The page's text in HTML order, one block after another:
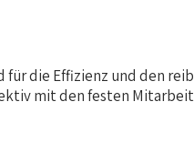
die Effizienz und den
mit den festen